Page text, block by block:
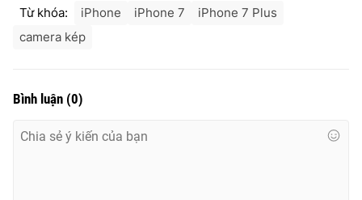
Liên hệ quảng cáo:
Từ khóa: iPhone iPhone 7
iPhone 7 Plus
camera kép
Bình luận (0)